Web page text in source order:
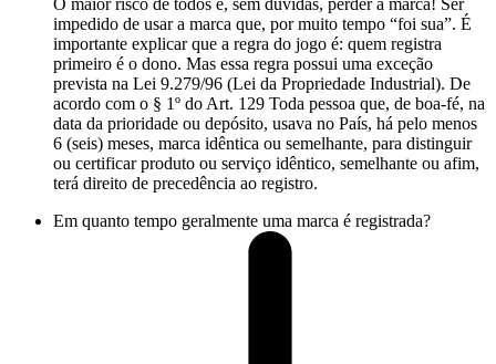
O maior risco de todos é, sem dúvidas, perder a marca! Ser
impedido de usar a marca que, por muito tempo “foi sua”. É
importante explicar que a regra do jogo é: quem registra
primeiro é o dono. Mas essa regra possui uma exceção
prevista na Lei 9.279/96 (Lei da Propriedade Industrial). De
acordo com o § 1º do Art. 129 Toda pessoa que, de boa-fé, na
data da prioridade ou depósito, usava no País, há pelo menos
6 (seis) meses, marca idêntica ou semelhante, para distinguir
ou certificar produto ou serviço idêntico, semelhante ou afim,
terá direito de precedência ao registro.
Em quanto tempo geralmente uma marca é registrada?